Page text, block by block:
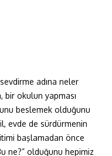
adına neler
bir okulun yapması
beslemek olduğunu
evde de sürdürmenin
başlamadan önce
ne?” olduğunu hepimiz